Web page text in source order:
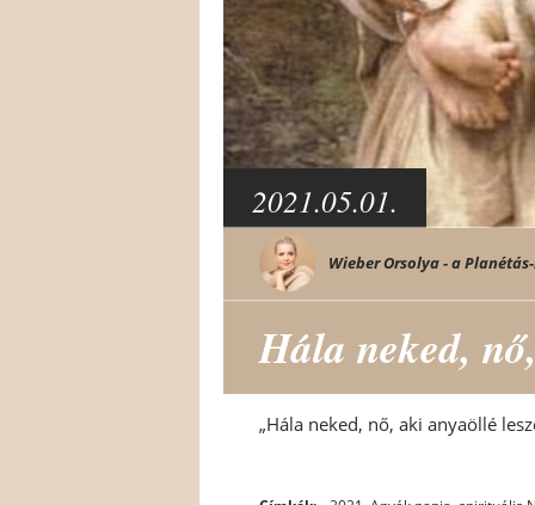
2021.05.01.
Wieber Orsolya - a
Hála neked,
„Hála neked, nő, aki anyaöllé